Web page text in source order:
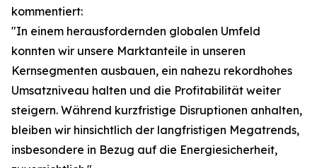
kommentiert:
"In einem herausfordernden globalen Umfeld
konnten wir unsere Marktanteile in unseren
Kernsegmenten ausbauen, ein nahezu rekordhohes
Umsatzniveau halten und die Profitabilität weiter
steigern. Während kurzfristige Disruptionen anhalten,
bleiben wir hinsichtlich der langfristigen Megatrends,
insbesondere in Bezug auf die Energiesicherheit,